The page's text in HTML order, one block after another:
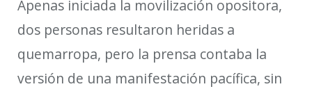
Apenas iniciada la movilización opositora,
dos personas resultaron heridas a
quemarropa, pero la prensa contaba la
versión de una manifestación pacífica, sin